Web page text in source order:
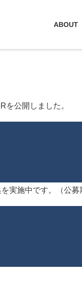
ABOUT
を公開しました。
実施中です。（公募